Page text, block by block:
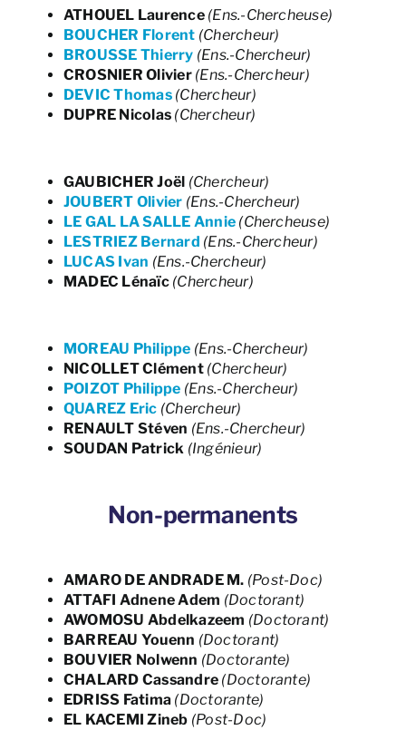
ATHOUEL Laurence (Ens.-Chercheuse)
BOUCHER Florent (Chercheur)
BROUSSE Thierry (Ens.-Chercheur)
CROSNIER Olivier (Ens.-Chercheur)
DEVIC Thomas (Chercheur)
DUPRE Nicolas (Chercheur)
GAUBICHER Joël (Chercheur)
JOUBERT Olivier (Ens.-Chercheur)
LE GAL LA SALLE Annie (Chercheuse)
LESTRIEZ Bernard (Ens.-Chercheur)
LUCAS Ivan (Ens.-Chercheur)
MADEC Lénaïc (Chercheur)
MOREAU Philippe (Ens.-Chercheur)
NICOLLET Clément (Chercheur)
POIZOT Philippe (Ens.-Chercheur)
QUAREZ Eric (Chercheur)
RENAULT Stéven (Ens.-Chercheur)
SOUDAN Patrick (Ingénieur)
Non-permanents
AMARO DE ANDRADE M. (Post-Doc)
ATTAFI Adnene Adem (Doctorant)
AWOMOSU Abdelkazeem (Doctorant)
BARREAU Youenn (Doctorant)
BOUVIER Nolwenn (Doctorante)
CHALARD Cassandre (Doctorante)
EDRISS Fatima (Doctorante)
EL KACEMI Zineb (Post-Doc)